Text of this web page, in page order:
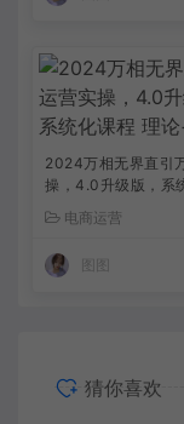
2024万相无界直引
操，4.0升级版，系
理论+实操
电商运营
猜你喜欢